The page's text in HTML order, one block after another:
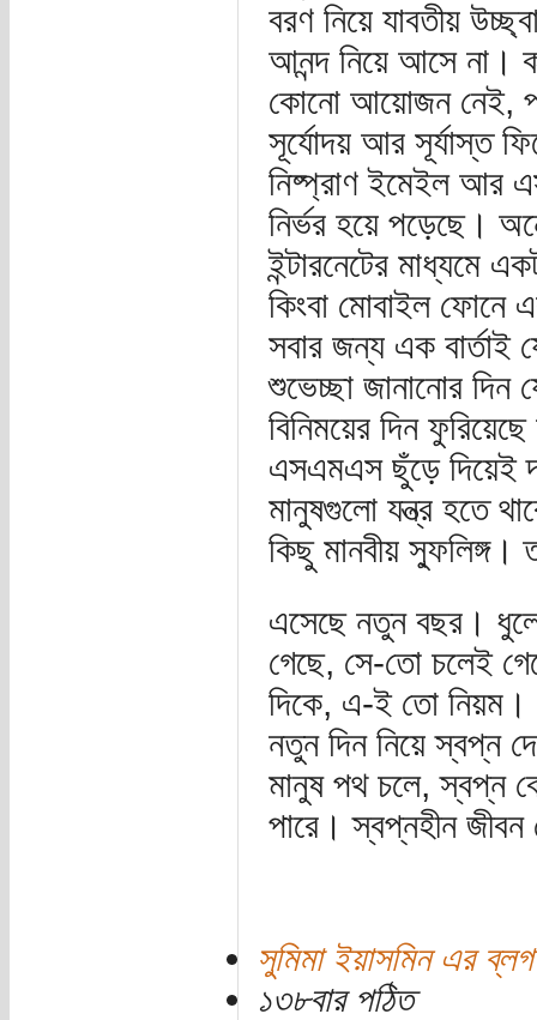
বরণ নিয়ে যাবতীয়
আনন্দ নিয়ে আসে না।
কোনো আয়োজন নেই,
সূর্যোদয় আর সূর্যাস্ত
নিষ্প্রাণ ইমেইল আর
নির্ভর হয়ে পড়েছে।
ইন্টারনেটের মাধ্যমে
কিংবা মোবাইল ফোনে
সবার জন্য এক বার্তাই
শুভেচ্ছা জানানোর দিন
বিনিময়ের দিন
এসএমএস ছুঁড়ে দিয়েই
মানুষগুলো যন্ত্র হতে
কিছু মানবীয়
এসেছে নতুন বছর।
গেছে, সে-তো চলেই
দিকে, এ-ই তো নিয়ম।
নতুন দিন নিয়ে স্বপ্ন
মানুষ পথ চলে, স্বপ্ন
পারে। স্বপ্নহীন
সুমিমা ইয়াসমিন এর ব্লগ
১৩৮বার পঠিত